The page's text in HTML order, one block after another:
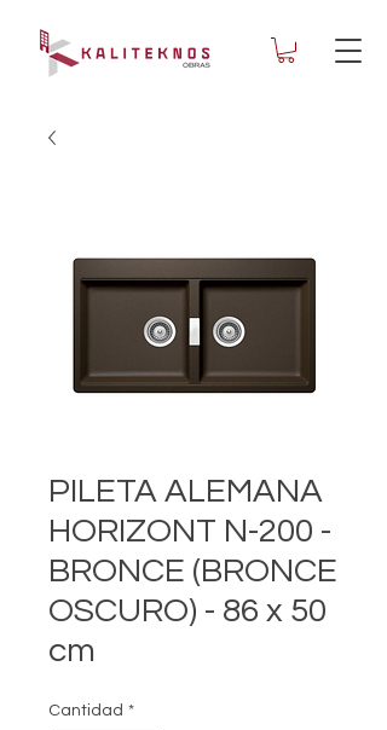
PILETA ALEMANA
HORIZONT N-200 -
BRONCE (BRONCE
OSCURO) - 86 x 50
cm
Cantidad *